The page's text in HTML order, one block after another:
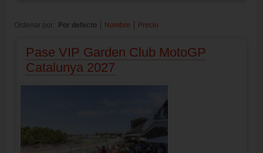
Ordenar por: Por defecto Nombre Precio
Pase VIP Garden Club MotoGP
Catalunya 2027